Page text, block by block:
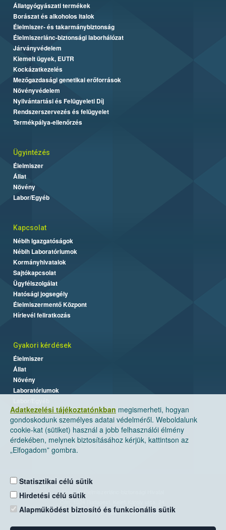
Adatkezelési tájékoztatónkban megismerheti, hogyan
gondoskodunk személyes adatai védelméről. Weboldalunk
cookie-kat (sütiket) használ a jobb felhasználói élmény
érdekében, melynek biztosításához kérjük, kattintson az
„Elfogadom” gombra.
Statisztikai célú sütik
Hirdetési célú sütik
Alapműködést biztosító és funkcionális sütik
Állatgyógyászati termékek
Borászat és alkoholos italok
Élelmiszer- és takarmánybiztonság
Élelmiszerlánc-biztonsági laborhálózat
Járványvédelem
Kiemelt ügyek, EUTR
Kockázatkezelés
Mezőgazdasági genetikai erőforrások
Növényvédelem
Nyilvántartási és Felügyeleti Díj
Rendszerszervezés és felügyelet
Termékpálya-ellenőrzés
Ügyintézés
Élelmiszer
Állat
Növény
Labor/Egyéb
Kapcsolat
Nébih Igazgatóságok
Nébih Laboratóriumok
Kormányhivatalok
Sajtókapcsolat
Ügyfélszolgálat
Hatósági jogsegély
Élelmiszermentő Központ
Hírlevél feliratkozás
Gyakori kérdések
Élelmiszer
Állat
Növény
Laboratóriumok
Nemzeti Élelmiszerlánc-biztonsági Hivatal
Levelezési cím: 1525 Budapest. Pf. 30.